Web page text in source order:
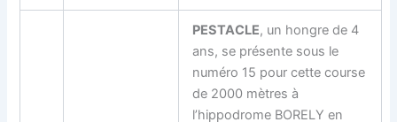
PESTACLE, un hongre de 4
ans, se présente sous le
numéro 15 pour cette course
de 2000 mètres à
l’hippodrome BORELY en